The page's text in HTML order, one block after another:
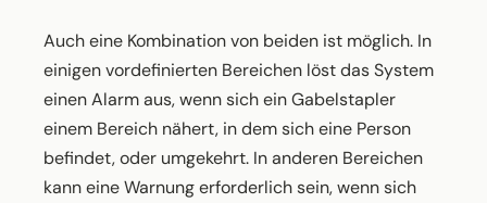
Auch eine Kombination von beiden ist möglich. In
einigen vordefinierten Bereichen löst das System
einen Alarm aus, wenn sich ein Gabelstapler
einem Bereich nähert, in dem sich eine Person
befindet, oder umgekehrt. In anderen Bereichen
kann eine Warnung erforderlich sein, wenn sich